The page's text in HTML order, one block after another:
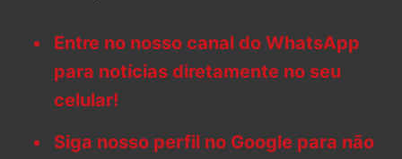
Entre no nosso canal do WhatsApp
para notícias diretamente no seu
celular!
Siga nosso perfil no Google para não